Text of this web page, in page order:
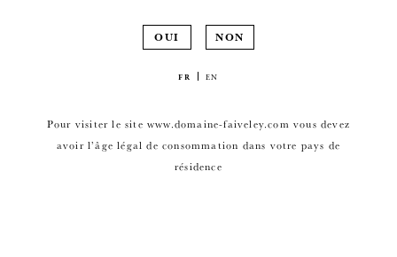
OUI NON
FR EN
Pour visiter le site www.domaine-faiveley.com vous devez
avoir l’âge légal de consommation dans votre pays de
résidence